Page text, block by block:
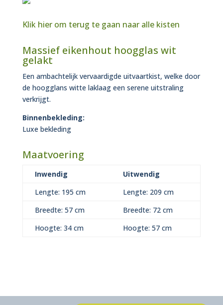
Klik hier om terug te gaan naar alle kisten
Massief eikenhout hoogglas wit
gelakt
Een ambachtelijk vervaardigde uitvaartkist, welke door
de hoogglans witte laklaag een serene uitstraling
verkrijgt.
Binnenbekleding:
Luxe bekleding
Maatvoering
Inwendig
Uitwendig
Lengte: 195 cm
Lengte: 209 cm
Breedte: 57 cm
Breedte: 72 cm
Hoogte: 34 cm
Hoogte: 57 cm